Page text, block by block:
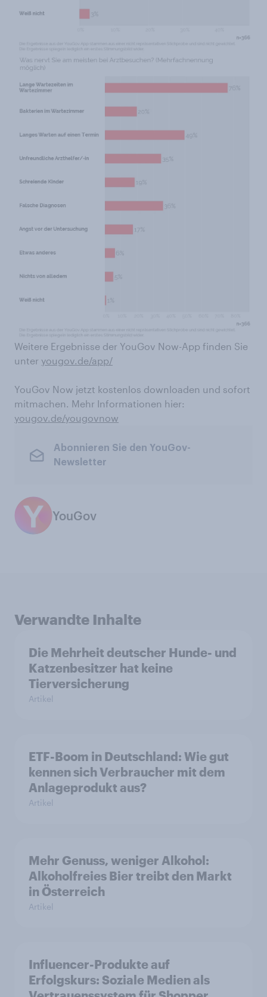
Weitere Ergebnisse der YouGov Now-App finden Sie
unter yougov.de/app/
YouGov Now jetzt kostenlos downloaden und sofort
mitmachen. Mehr Informationen hier:
yougov.de/yougovnow
Abonnieren Sie den YouGov-
Newsletter
YouGov
Verwandte Inhalte
Die Mehrheit deutscher Hunde- und
Katzenbesitzer hat keine
Tierversicherung
Artikel
ETF-Boom in Deutschland: Wie gut
kennen sich Verbraucher mit dem
Anlageprodukt aus?
Artikel
Mehr Genuss, weniger Alkohol:
Alkoholfreies Bier treibt den Markt
in Österreich
Artikel
Influencer-Produkte auf
Erfolgskurs: Soziale Medien als